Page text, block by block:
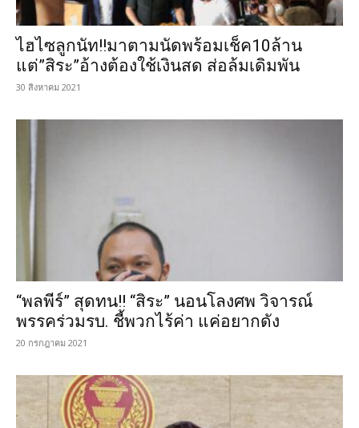
ไฮไซลูกนัท!!มาตามนัดพร้อมเช็ค10ล้าน
แต่”สิระ”อ้างต้องใช้เงินสด ส่อล้มเดิมพัน
30 สิงหาคม 2021
“พลพีร์” สุดทน!! “สิระ” นอนโลงศพ วิจารณ์
พรรคร่วมรบ. ชี้พวกไร้ค่า แค่อยากดัง
20 กรกฎาคม 2021